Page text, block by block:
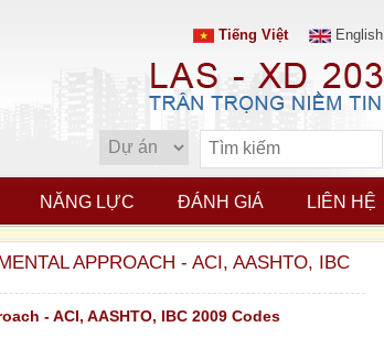
Tiếng Việt English
NĂNG LỰC ĐÁNH GIÁ LIÊN HỆ
APPROACH - ACI, AASHTO, IBC
- ACI, AASHTO, IBC 2009 Codes